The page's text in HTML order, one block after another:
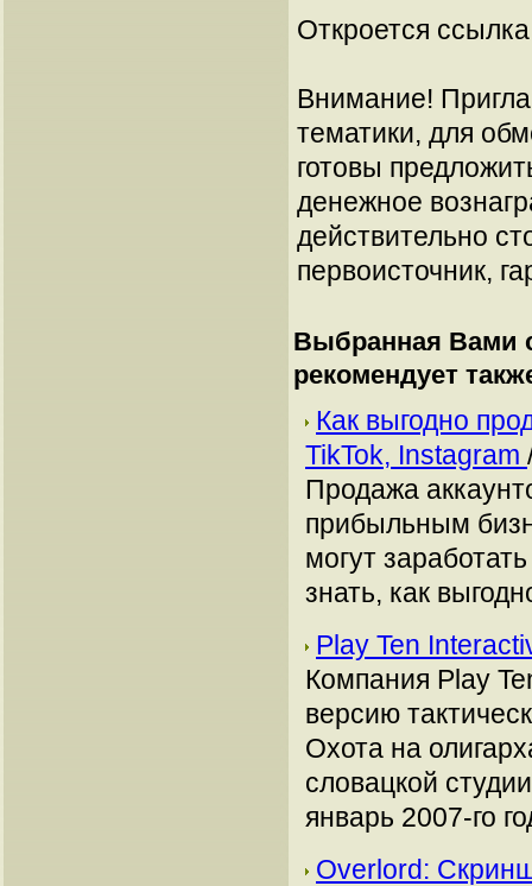
Откроется
Внимание!
тематики, для
готовы
денежное
действительно
первоисточник,
Выбранная Вами
рекомендует
Как выгодно
TikTok, Instagram
Продажа
прибыльным
могут
знать, как
Play Ten
Компания Play
версию
Охота на
словацкой
январь 2007-го
Overlord: